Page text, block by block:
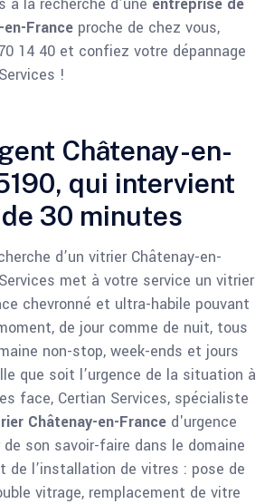
France proche de chez vous,
14 40 et confiez votre dépannage
!
Châtenay-en-
qui intervient
30 minutes
d’un vitrier Châtenay-en-
met à votre service un vitrier
chevronné et ultra-habile pouvant
de jour comme de nuit, tous
non-stop, week-ends et jours
que soit l’urgence de la situation à
face, Certian Services, spécialiste
Châtenay-en-France d'urgence
son savoir-faire dans le domaine
de l’installation de vitres : pose de
vitrage, remplacement de vitre